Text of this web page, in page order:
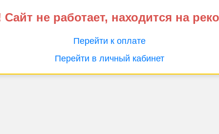
не работает, находится на
Перейти к оплате
Перейти в личный кабинет